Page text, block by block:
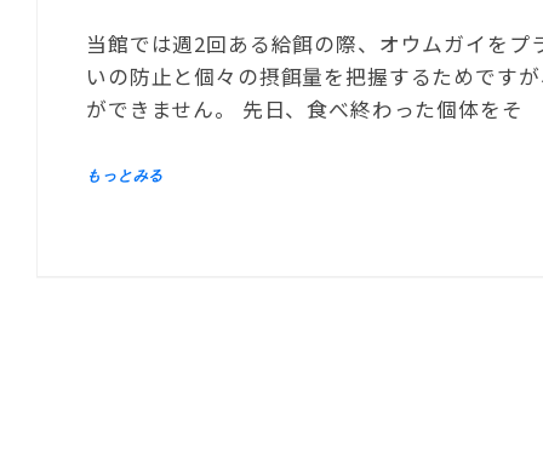
当館では週2回ある給餌の際、オウムガイを
いの防止と個々の摂餌量を把握するためです
ができません。 先日、食べ終わった個体をそ